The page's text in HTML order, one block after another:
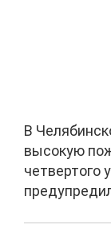
В
высокую
четвертого